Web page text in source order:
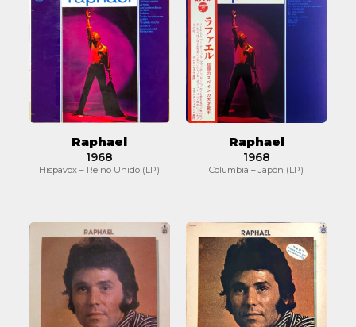
Raphael
1968
Hispavox – Reino Unido (LP)
Raphael
1968
Columbia – Japón (LP)
Raphael Raphael